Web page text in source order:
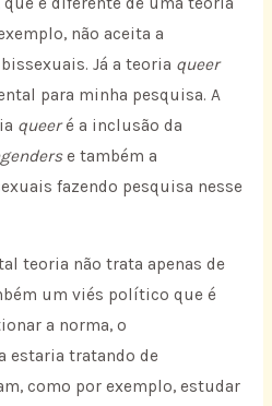
não aceita a
Já a teoria queer
para minha pesquisa. A
queeré a inclusão da
e também a
fazendo pesquisa nesse
teoria não trata apenas de
um viés político que é
a norma, o
estaria tratando de
como por exemplo, estudar